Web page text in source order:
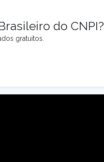
do CNPI?
gratuitos.